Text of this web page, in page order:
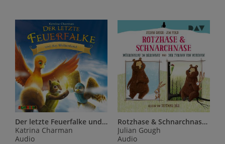
Der letzte Feuerfalke und das Wolkenland
Katrina Charman
Audio
Rotzhase & Schnarchnase - Möhrenklau im Bärenbau und Der Tyrann von nebenan,1 Audio-CD
Julian Gough
Audio